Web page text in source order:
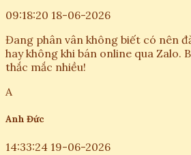
09:18:20 18-06-2026
Đang phân vân không biết có nên
hay không khi bán online qua Zalo.
thắc mắc nhiều!
A
Anh Đức
14:33:24 19-06-2026